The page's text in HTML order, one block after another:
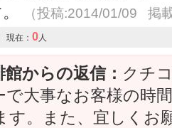
（投稿:2014/01/09 掲
現在： 0人
からの返信： クチ
で大事なお客様の時
す。また、宜しくお